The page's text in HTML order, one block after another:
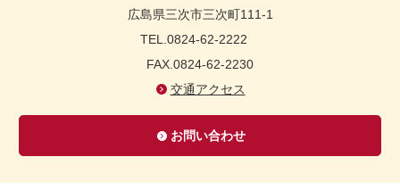
広島県三次市三次町111-1
TEL.0824-62-2222
FAX.0824-62-2230
交通アクセス
お問い合わせ